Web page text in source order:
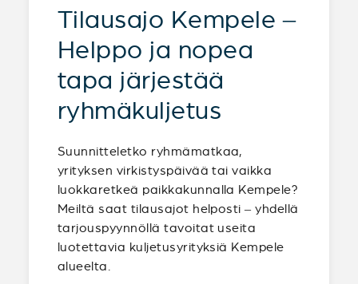
Tilausajo Kempele –
Helppo ja nopea
tapa järjestää
ryhmäkuljetus
Suunnitteletko ryhmämatkaa,
yrityksen virkistyspäivää tai vaikka
luokkaretkeä paikkakunnalla Kempele?
Meiltä saat tilausajot helposti – yhdellä
tarjouspyynnöllä tavoitat useita
luotettavia kuljetusyrityksiä Kempele
alueelta.